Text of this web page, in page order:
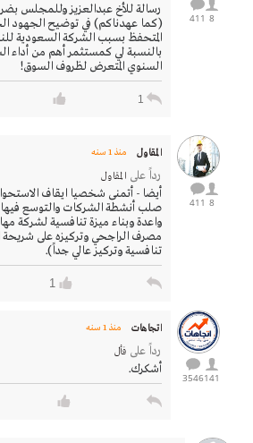
8
411
رسالة للأخ عبدالعزيز وللمجلس
(كما عهدناكم) في توضيح الجهود
المتحفظ بسبب الشركة السعودية
بالنسبة لي كمستثمر أهم من أداء
السنوي المتعرض لظروف السوق!
1
8
411
المقاول منذ 1 سنه
رداً على المقاول
أيضا - أتمنى شخصيا ايقاف
صلب أنشطة الشركات والتوسع فيها
واعدة وبناء ميزة تنافسية لشركة
مصرف الراجحي وتركيزه على شريحة
تنافسية وتركيز عالي جداً).
1
141
3546
اتجاهات منذ 1 سنه
رداً على فأل
أشكرك.